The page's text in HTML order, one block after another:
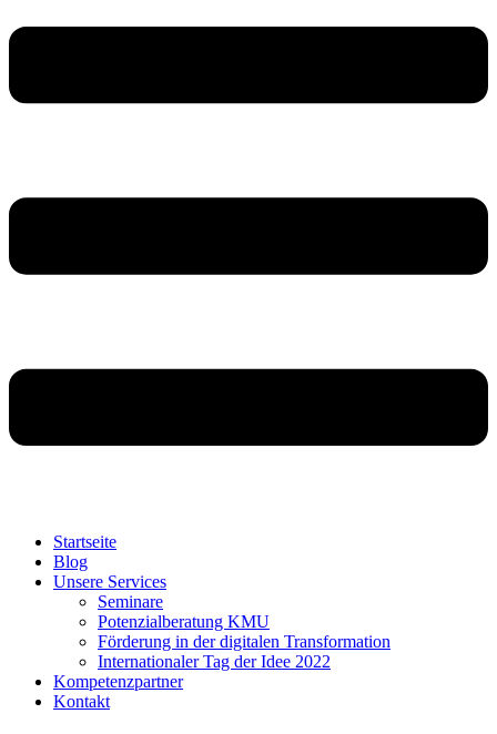
Startseite
Blog
Unsere Services
Seminare
Potenzialberatung KMU
Förderung in der digitalen Transformation
Internationaler Tag der Idee 2022
Kompetenzpartner
Kontakt